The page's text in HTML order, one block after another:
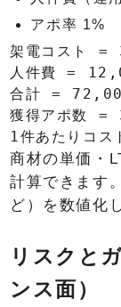
アポ率 1%
架電コスト
人件費 =
合計 =
獲得アポ数 =
商材の単価・
計算できます
ど）を数値化
リスクと
ンス面）